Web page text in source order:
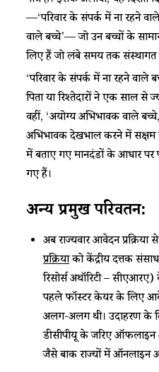
—‘परिवार के संपर्क में ना रहने
वाले बच्चे’— जो उन बच्चों के
लिए हैं जो लंबे समय तक संस्थागत
‘परिवार के संपर्क में ना रहने वाले
पिता या रिश्तेदारों ने एक साल से
वहीं, ‘अयोग्य अभिभावक वाले
अभिभावक देखभाल करने में सक्षम
में बताए गए मानदंडों के आधार
गए हैं।
अन्य प्रमुख परिवर्तन:
अब राज्यवार आवेदन प्रक्रिया
प्रक्रियाको केंद्रीय दत्तक
रिसोर्स अथॉरिटी –
पहले फॉस्टर केयर के लिए
अलग-अलग थी। उदाहरण के
डीसीपीयू के जरिए ऑफलाइन
जैसे बाकी राज्यों में ऑनलाइन